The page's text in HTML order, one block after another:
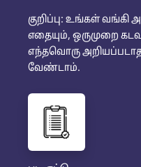
குறிப்பு: உங்கள் வங்கி
எதையும், ஒருமுறை
எந்தவொரு அறியப்படாத
வேண்டாம்.